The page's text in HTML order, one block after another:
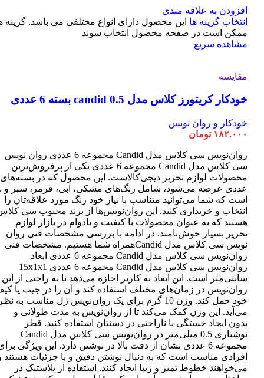
افزودن به علاقه مندی
انتخاب گزینه ها این محصول دارای انواع مختلفی می باشد. گزینه
ممکن است در صفحه محصول انتخاب شوند
مشاهده سریع
مقایسه
خودکار کریتورز کلاس مدل candid 0.5 بسته 6 عددی
خودکار و روان نویس
۱۸۲.۰۰۰ تومان
روان‌نویس سی کلاس مدل Candid مجموعه 6 عددی روان نویس
سی کلاس مدل Candid مجموعه 6 عددی یکی از پرفروش‌ترین
عددی عرضه می‌شود، شامل رنگ‌های مشکی، آبی، قرمز، سبز و
است که شما می‌توانید متناسب با نیاز خود رنگ مورد علاقه‌تان را
انتخاب و خریداری کنید. این روان‌نویس‌ها از برند محبوب سی
هستند که به عنوان محصولات با کیفیت و بادوام در بازار لوازم
تحریر بسیار خوش‌نامند. در ادامه با بررسی مشخصات فنی روان
نویس سی کلاس مدل Candidهمراه شما هستیم. مشخصات فنی
روان‌نویس سی کلاس مدل Candid مجموعه 6 عددی ابعاد
روان‌نویس سی کلاس مدل Candid مجموعه 6 عددی 15x1x1
سانتی‌متر است. این ابعاد به کاربر اجازه می‌دهد تا به راحتی از این
روان‌نویس در زمان‌های مختلف استفاده کند و آن را در جیب یا
خود حمل کند. وزن 10 گرم برای یک روان‌نویس ژل مناسب به
می‌آید. این وزن کمک می‌کند تا از روان‌نویس به مدت طولانی و
بدون ایجاد خستگی یا ناراحتی در دستتان استفاده کنید. قطر
نوشتاری 0.5 میلی‌متر در روان‌نویس سی کلاس مدل Candid
مجموعه 6 عددی نشان از دقت بالا در نوشتن دارد. این ویژگی
افرادی مناسب است که به دنبال نوشتن دقیق و با جزئیات هستند
می‌خواهند خطوط تمیز و زیبا ایجاد کنند. استفاده از پلاستیک در